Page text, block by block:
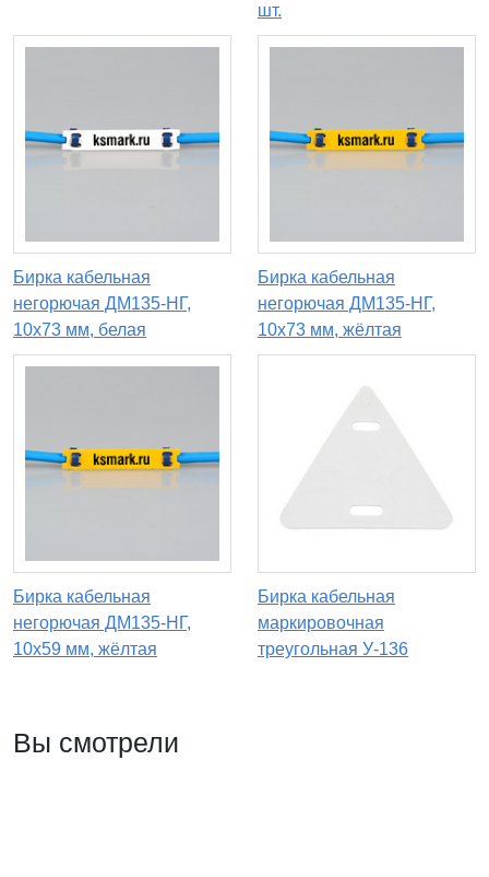
шт.
Бирка кабельная
негорючая ДМ135-НГ,
10х73 мм, белая
Бирка кабельная
негорючая ДМ135-НГ,
10х73 мм, жёлтая
Бирка кабельная
негорючая ДМ135-НГ,
10х59 мм, жёлтая
Бирка кабельная
маркировочная
треугольная У-136
Вы смотрели